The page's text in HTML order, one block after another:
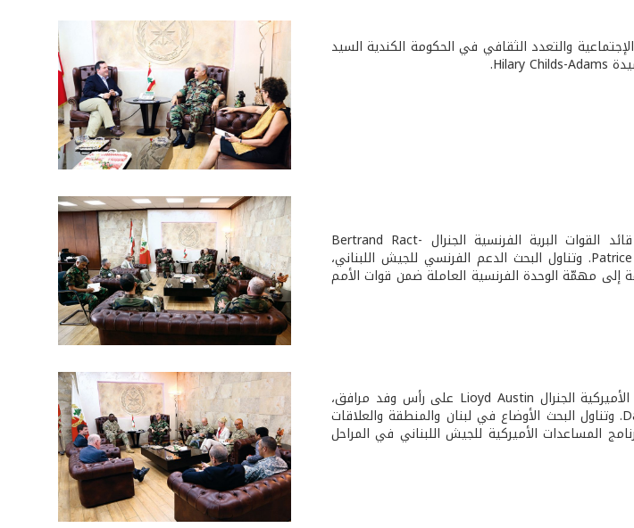
والتعدد الثقافي في الحكومة الكندية السيد
استقبل قائد الجيش العماد جان قهوجي قائد القوات البرية الفرنسية الجنرال Bertrand Ract-
Madoux، في حضور السفير الفرنسي Patrice Paoli. وتناول البحث الدعم الفرنسي للجيش اللبناني،
إلى مهمّة الوحدة الفرنسية العاملة ضمن قوات الأمم
استقبل قائد الجيش، قائد القيادة الوسطى الأميركية الجنرال Lioyd Austin على رأس وفد مرافق،
في حضور السفير الأميركي السيد David Hale. وتناول البحث الأوضاع في لبنان والمنطقة والعلاقات
المساعدات الأميركية للجيش اللبناني في المراحل